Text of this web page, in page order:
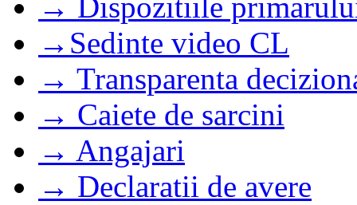
→ Dispozitiile
→Sedinte video CL
→ Transparenta
→ Caiete de sarcini
→ Angajari
→ Declaratii de avere